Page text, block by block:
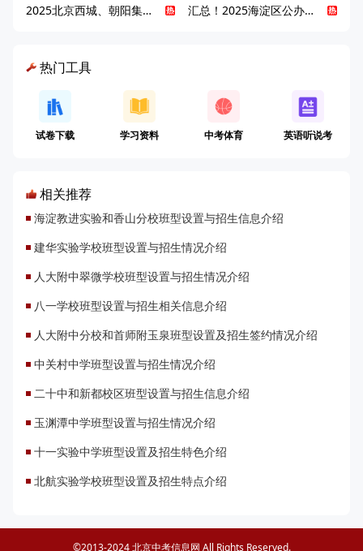
2025北京西城、朝阳集团校直升新动态
汇总！2025海淀区公办高中校情全解
热门工具
试卷下载 学习资料 中考体育 英语听说考
相关推荐
海淀教进实验和香山分校班型设置与招生信息介绍
建华实验学校班型设置与招生情况介绍
人大附中翠微学校班型设置与招生情况介绍
八一学校班型设置与招生相关信息介绍
人大附中分校和首师附玉泉班型设置及招生签约情况介绍
中关村中学班型设置与招生情况介绍
二十中和新都校区班型设置与招生信息介绍
玉渊潭中学班型设置与招生情况介绍
十一实验中学班型设置及招生特色介绍
北航实验学校班型设置及招生特点介绍
©2013-2024 北京中考信息网 All Rights Reserved.